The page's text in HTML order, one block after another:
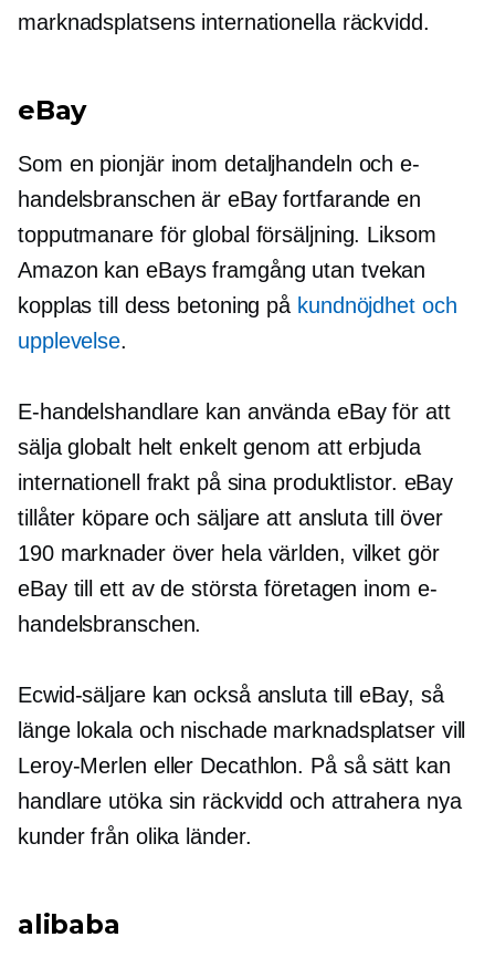
marknadsplatsens internationella räckvidd.
eBay
Som en pionjär inom detaljhandeln och e-
handelsbranschen är eBay fortfarande en
topputmanare för global försäljning. Liksom
Amazon kan eBays framgång utan tvekan
kopplas till dess betoning på kundnöjdhet och
upplevelse.
E-handelshandlare kan använda eBay för att
sälja globalt helt enkelt genom att erbjuda
internationell frakt på sina produktlistor. eBay
tillåter köpare och säljare att ansluta till över
190 marknader över hela världen, vilket gör
eBay till ett av de största företagen inom e-
handelsbranschen.
Ecwid-säljare kan också ansluta till eBay, så
länge lokala och nischade marknadsplatser vill
Leroy-Merlen eller Decathlon. På så sätt kan
handlare utöka sin räckvidd och attrahera nya
kunder från olika länder.
alibaba